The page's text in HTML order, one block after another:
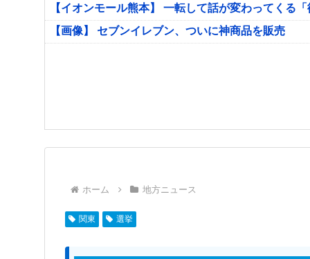
【イオンモール熊本】 一転して話が変わってくる
【画像】 セブンイレブン、ついに神商品を販売
ホーム 地方ニュース
関東 選挙